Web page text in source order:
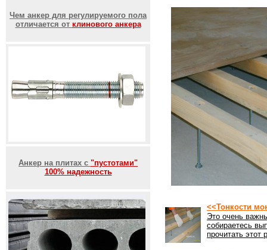
Чем анкер для регулируемого пола
отличается от клинового анкера
Анкер на плитах с "пустотами"
100% надежность
<<Тонкости
Это очень
собираетесь
прочитать этот